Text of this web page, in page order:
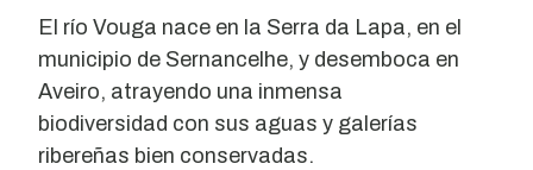
El río Vouga nace en la Serra da Lapa, en el
municipio de Sernancelhe, y desemboca en
Aveiro, atrayendo una inmensa
biodiversidad con sus aguas y galerías
ribereñas bien conservadas.